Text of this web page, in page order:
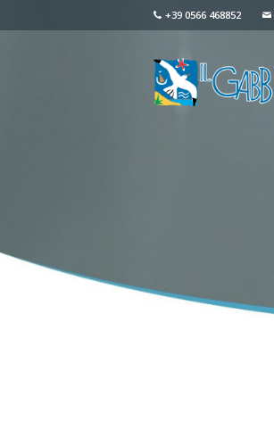
+39 0566 468852